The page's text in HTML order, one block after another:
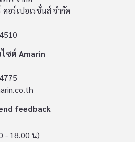
อร์เปอเรชั่นส์ จำกัด
ซต์ Amarin
feedback
- 18.00 น)